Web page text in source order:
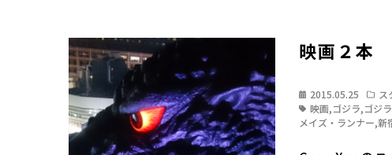
映画２本
2015.05.25
ス
映画,ゴジラ,ゴジ
メイズ・ランナー,新